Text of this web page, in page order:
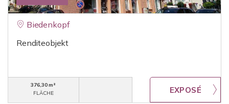
Biedenkopf
Renditeobjekt
376,30 m²
FLÄCHE